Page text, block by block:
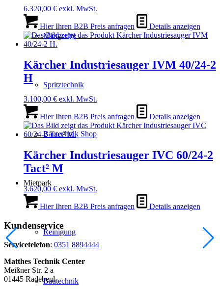
Mietgeräte
Spritztechnik
Bautechnik Shop
Mietpark
Reinigung
Bautechnik
6.320,00 € exkl. MwSt.
Hier Ihren B2B Preis anfragen Details anzeigen
Kärcher Industriesauger IVM 40/24-2
H
3.100,00 € exkl. MwSt.
Hier Ihren B2B Preis anfragen Details anzeigen
Kärcher Industriesauger IVC 60/24-2
Tact² M
3.620,00 € exkl. MwSt.
Hier Ihren B2B Preis anfragen Details anzeigen
Kundenservice
Servicetelefon: 0351 8894444
Matthes Technik Center
Meißner Str. 2 a
01445 Radebeul